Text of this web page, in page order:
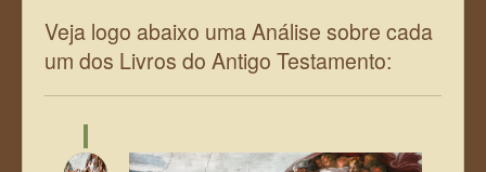
Veja logo abaixo uma Análise sobre cada
um dos Livros do Antigo Testamento: